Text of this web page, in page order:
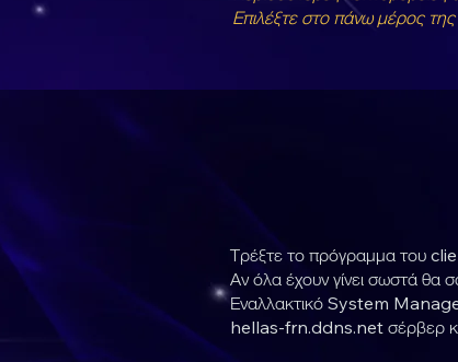
Επιλέξτε στο πάνω μέρος
Τρέξτε το πρόγραμμα του
Αν όλα έχουν γίνει σωστά θα
Εναλλακτικό System
hellas-frn.ddns.net σέρβερ